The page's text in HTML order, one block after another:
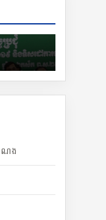
ណៈជាមុន
ះមហន្ដរាយ
ណង